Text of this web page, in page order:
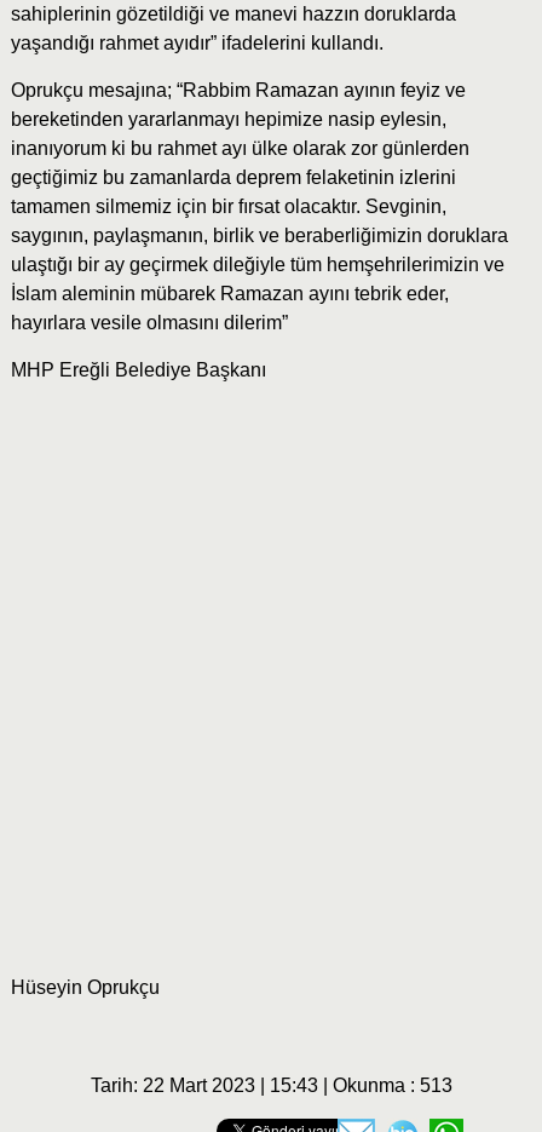
sahiplerinin gözetildiği ve manevi hazzın doruklarda
yaşandığı rahmet ayıdır” ifadelerini kullandı.
Oprukçu mesajına; “Rabbim Ramazan ayının feyiz ve
bereketinden yararlanmayı hepimize nasip eylesin,
inanıyorum ki bu rahmet ayı ülke olarak zor günlerden
geçtiğimiz bu zamanlarda deprem felaketinin izlerini
tamamen silmemiz için bir fırsat olacaktır. Sevginin,
saygının, paylaşmanın, birlik ve beraberliğimizin doruklara
ulaştığı bir ay geçirmek dileğiyle tüm hemşehrilerimizin ve
İslam aleminin mübarek Ramazan ayını tebrik eder,
hayırlara vesile olmasını dilerim”
MHP Ereğli Belediye Başkanı
Hüseyin Oprukçu
Tarih: 22 Mart 2023 | 15:43 | Okunma : 513